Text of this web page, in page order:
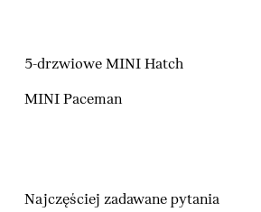
5-drzwiowe MINI Hatch
MINI Paceman
Najczęściej zadawane pytania